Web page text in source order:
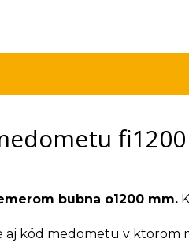
bubna o1200 mm.
aj kód medometu v ktorom